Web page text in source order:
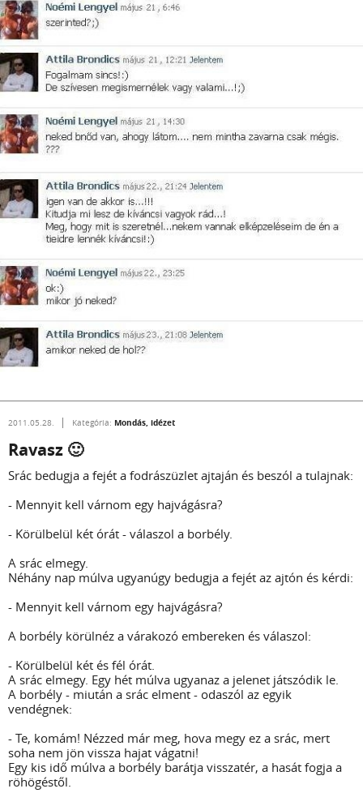
2011.05.28. Kategória: Mondás, idézet
Ravasz 🙂
Srác bedugja a fejét a fodrászüzlet ajtaján és beszól a tulajnak:
- Mennyit kell várnom egy hajvágásra?
- Körülbelül két órát - válaszol a borbély.
A srác elmegy.
Néhány nap múlva ugyanúgy bedugja a fejét az ajtón és kérdi:
- Mennyit kell várnom egy hajvágásra?
A borbély körülnéz a várakozó embereken és válaszol:
- Körülbelül két és fél órát.
A srác elmegy. Egy hét múlva ugyanaz a jelenet játszódik le.
A borbély - miután a srác elment - odaszól az egyik
vendégnek:
- Te, komám! Nézzed már meg, hova megy ez a srác, mert
soha nem jön vissza hajat vágatni!
Egy kis idő múlva a borbély barátja visszatér, a hasát fogja a
röhögéstől.